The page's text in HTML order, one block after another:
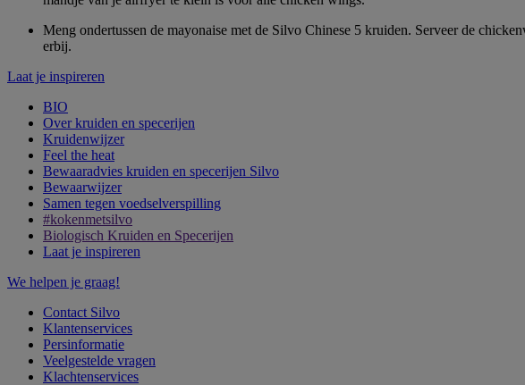
Meng ondertussen de mayonaise met de Silvo Chinese 5 kruiden. Serveer de
erbij.
Laat je inspireren
BIO
Over kruiden en specerijen
Kruidenwijzer
Feel the heat
Bewaaradvies kruiden en specerijen Silvo
Bewaarwijzer
Samen tegen voedselverspilling
#kokenmetsilvo
Biologisch Kruiden en Specerijen
Laat je inspireren
We helpen je graag!
Contact Silvo
Klantenservices
Persinformatie
Veelgestelde vragen
Klachtenservices